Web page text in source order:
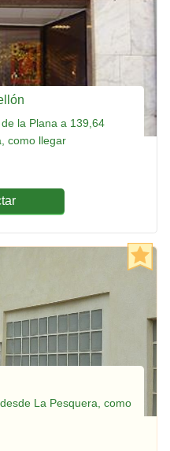
la Plana a 139,64
como llegar
La Pesquera, como